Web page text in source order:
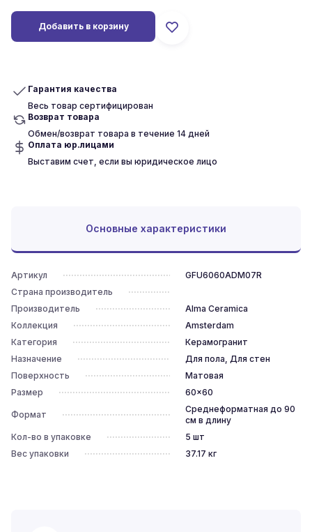
Добавить в корзину
Гарантия качества
Весь товар сертифицирован
Возврат товара
Обмен/возврат товара в течение 14 дней
Оплата юр.лицами
Выставим счет, если вы юридическое лицо
Основные характеристики
Артикул
GFU6060ADM07R
Страна производитель
Производитель
Alma Ceramica
Коллекция
Amsterdam
Категория
Керамогранит
Назначение
Для пола, Для стен
Поверхность
Матовая
Размер
60x60
Формат
Среднеформатная до 90
см в длину
Кол-во в упаковке
5 шт
Вес упаковки
37.17 кг